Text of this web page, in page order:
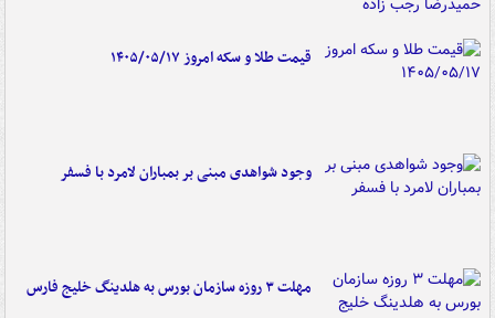
قیمت طلا و سکه امروز ۱۴۰۵/۰۵/۱۷
وجود شواهدی مبنی بر بمباران لامرد با فسفر
مهلت ۳ روزه سازمان بورس به هلدینگ خلیج فارس